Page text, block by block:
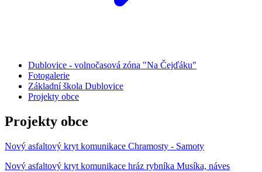
Dublovice - volnočasová zóna "Na Čejďáku"
Fotogalerie
Základní škola Dublovice
Projekty obce
Projekty obce
Nový asfaltový kryt komunikace Chramosty - Samoty
Nový asfaltový kryt komunikace hráz rybníka Musíka, náves